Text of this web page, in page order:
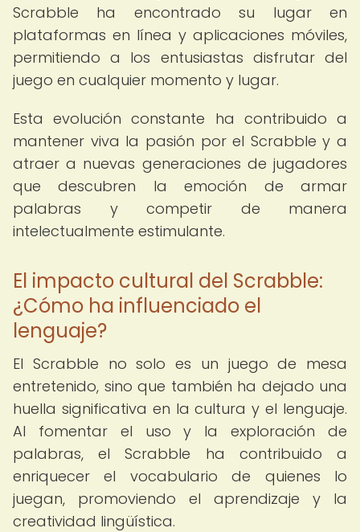
Scrabble ha encontrado su lugar en
plataformas en línea y aplicaciones móviles,
permitiendo a los entusiastas disfrutar del
juego en cualquier momento y lugar.
Esta evolución constante ha contribuido a
mantener viva la pasión por el Scrabble y a
atraer a nuevas generaciones de jugadores
que descubren la emoción de armar
palabras y competir de manera
intelectualmente estimulante.
El impacto cultural del Scrabble:
¿Cómo ha influenciado el
lenguaje?
El Scrabble no solo es un juego de mesa
entretenido, sino que también ha dejado una
huella significativa en la cultura y el lenguaje.
Al fomentar el uso y la exploración de
palabras, el Scrabble ha contribuido a
enriquecer el vocabulario de quienes lo
juegan, promoviendo el aprendizaje y la
creatividad lingüística.